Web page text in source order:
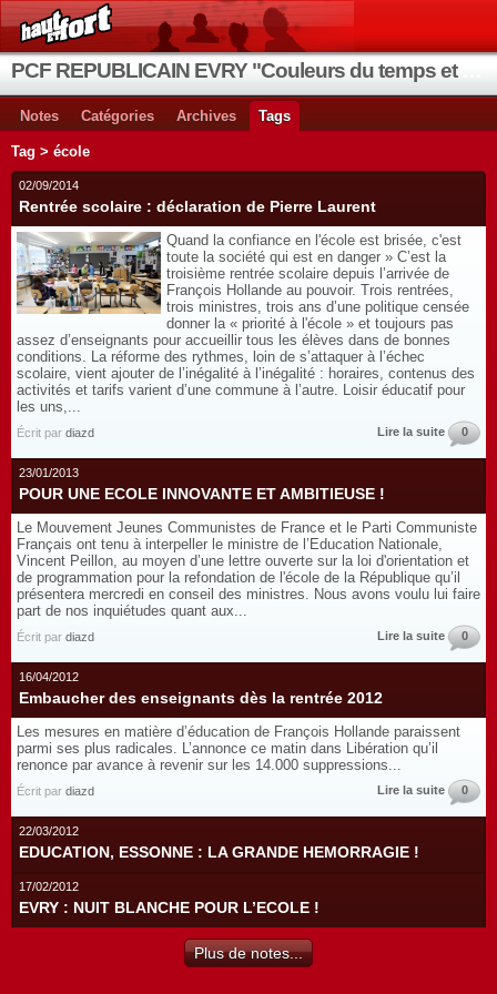
Notes Catégories Archives Tags
Tag > école
02/09/2014
Rentrée scolaire : déclaration de Pierre Laurent
Quand la confiance en l'école est brisée, c'est
toute la société qui est en danger » C’est la
troisième rentrée scolaire depuis l’arrivée de
François Hollande au pouvoir. Trois rentrées,
trois ministres, trois ans d’une politique censée
donner la « priorité à l'école » et toujours pas
assez d’enseignants pour accueillir tous les élèves dans de bonnes
conditions. La réforme des rythmes, loin de s’attaquer à l’échec
scolaire, vient ajouter de l’inégalité à l’inégalité : horaires, contenus des
activités et tarifs varient d’une commune à l’autre. Loisir éducatif pour
les uns,...
Écrit par diazd Lire la suite 0
23/01/2013
POUR UNE ECOLE INNOVANTE ET AMBITIEUSE !
Le Mouvement Jeunes Communistes de France et le Parti Communiste
Français ont tenu à interpeller le ministre de l’Education Nationale,
Vincent Peillon, au moyen d’une lettre ouverte sur la loi d'orientation et
de programmation pour la refondation de l'école de la République qu’il
présentera mercredi en conseil des ministres. Nous avons voulu lui faire
part de nos inquiétudes quant aux...
Écrit par diazd Lire la suite 0
16/04/2012
Embaucher des enseignants dès la rentrée 2012
Les mesures en matière d’éducation de François Hollande paraissent
parmi ses plus radicales. L’annonce ce matin dans Libération qu’il
renonce par avance à revenir sur les 14.000 suppressions...
Écrit par diazd Lire la suite 0
22/03/2012
EDUCATION, ESSONNE : LA GRANDE HEMORRAGIE !
17/02/2012
EVRY : NUIT BLANCHE POUR L’ECOLE !
Plus de notes...